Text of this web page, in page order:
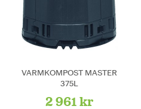
VARMKOMPOST MASTER
375L
2 961 kr